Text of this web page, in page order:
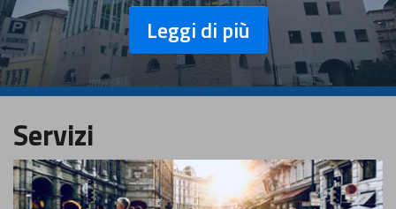
Leggi di più
Servizi